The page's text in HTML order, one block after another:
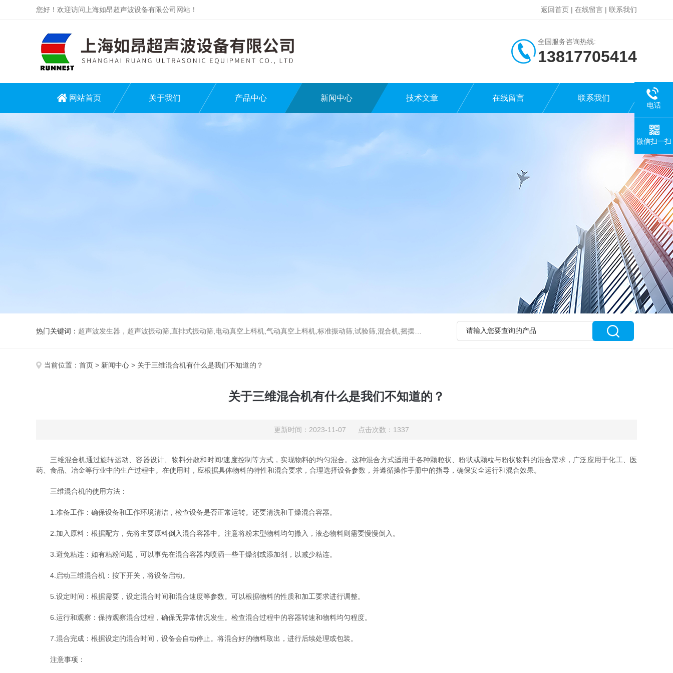
您好！欢迎访问上海如昂超声波设备有限公司网站！ 返回首页 | 在线留言 | 联系我们
全国服务咨询热线:
13817705414
网站首页 关于我们 产品中心 新闻中心 技术文章 在线留言 联系我们
热门关键词： 超声波发生器，超声波振动筛,直排式振动筛,电动真空上料机,气动真空上料机,标准振动筛,试验筛,混合机,摇摆筛，检验筛
当前位置： 首页 > 新闻中心 > 关于三维混合机有什么是我们不知道的？
关于三维混合机有什么是我们不知道的？
更新时间：2023-11-07 点击次数：1337
三维混合机通过旋转运动、容器设计、物料分散和时间/速度控制等方式，实现物料的均匀混合。这种混合方式适用于各种颗粒状、粉状或颗粒与粉状物料的混合需求，广泛应用于化工、医
药、食品、冶金等行业中的生产过程中。在使用时，应根据具体物料的特性和混合要求，合理选择设备参数，并遵循操作手册中的指导，确保安全运行和混合效果。
三维混合机的使用方法：
1.准备工作：确保设备和工作环境清洁，检查设备是否正常运转。还要清洗和干燥混合容器。
2.加入原料：根据配方，先将主要原料倒入混合容器中。注意将粉末型物料均匀撒入，液态物料则需要慢慢倒入。
3.避免粘连：如有粘粉问题，可以事先在混合容器内喷洒一些干燥剂或添加剂，以减少粘连。
4.启动三维混合机：按下开关，将设备启动。
5.设定时间：根据需要，设定混合时间和混合速度等参数。可以根据物料的性质和加工要求进行调整。
6.运行和观察：保持观察混合过程，确保无异常情况发生。检查混合过程中的容器转速和物料均匀程度。
7.混合完成：根据设定的混合时间，设备会自动停止。将混合好的物料取出，进行后续处理或包装。
注意事项：
电话
微信扫一扫